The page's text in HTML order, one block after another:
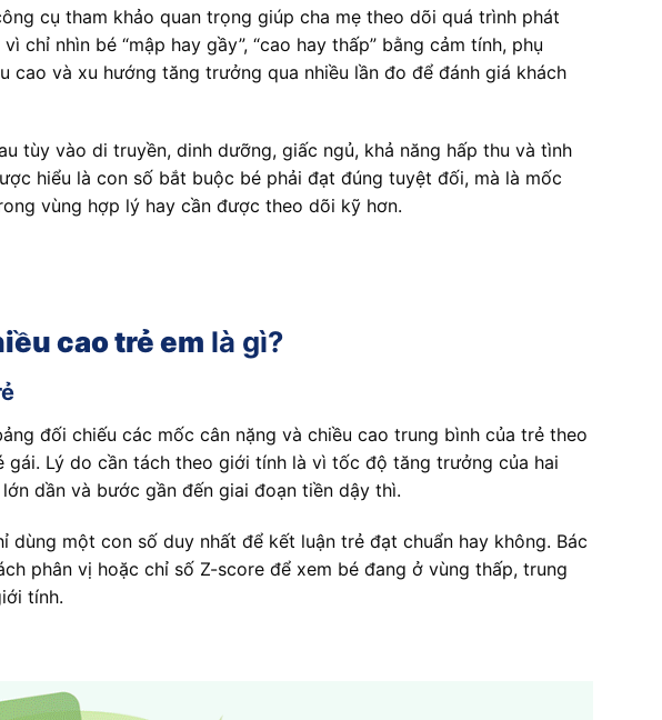
cụ tham khảo quan trọng giúp cha mẹ theo dõi quá trình phát
chỉ nhìn bé “mập hay gầy”, “cao hay thấp” bằng cảm tính, phụ
cao và xu hướng tăng trưởng qua nhiều lần đo để đánh giá khách
tùy vào di truyền, dinh dưỡng, giấc ngủ, khả năng hấp thu và tình
hiểu là con số bắt buộc bé phải đạt đúng tuyệt đối, mà là mốc
vùng hợp lý hay cần được theo dõi kỹ hơn.
cao trẻ em là gì?
đối chiếu các mốc cân nặng và chiều cao trung bình của trẻ theo
Lý do cần tách theo giới tính là vì tốc độ tăng trưởng của hai
dần và bước gần đến giai đoạn tiền dậy thì.
một con số duy nhất để kết luận trẻ đạt chuẩn hay không. Bác
phân vị hoặc chỉ số Z-score để xem bé đang ở vùng thấp, trung
tính.